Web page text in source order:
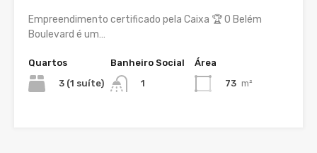
Empreendimento certificado pela Caixa 🏆 O Belém
Boulevard é um…
Quartos
3 (1 suíte)
Banheiro Social
1
Área
73 m²